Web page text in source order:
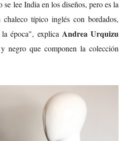
lee India en los diseños, pero es la
típico inglés con bordados,
época", explica Andrea Urquizu
negro que componen la colección